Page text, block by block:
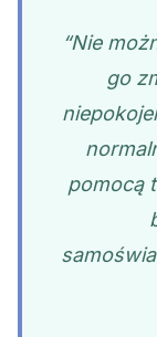
“Nie
go
pomocą